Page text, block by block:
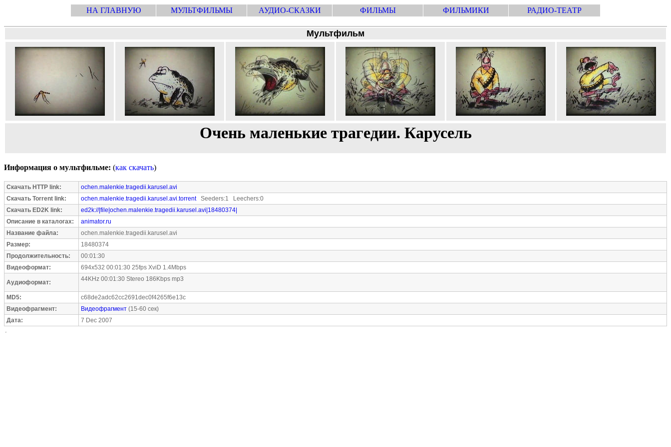
НА ГЛАВНУЮ МУЛЬТФИЛЬМЫ АУДИО-СКАЗКИ ФИЛЬМЫ ФИЛЬМИКИ РАДИО-ТЕАТР
Мультфильм
Очень маленькие трагедии. Карусель
Информация о мультфильме: (как скачать)
Скачать HTTP link:
ochen.malenkie.tragedii.karusel.avi
Скачать Torrent link:
ochen.malenkie.tragedii.karusel.avi.torrentSeeders:1 Leechers:0
Скачать ED2K link:
ed2k://|file|ochen.malenkie.tragedii.karusel.avi|18480374|
Описание в каталогах:
animator.ru
Название файла:
ochen.malenkie.tragedii.karusel.avi
Размер:
18480374
Продолжительность:
00:01:30
Видеоформат:
694x532 00:01:30 25fps XviD 1.4Mbps
Аудиоформат: 44KHz 00:01:30 Stereo 186Kbps mp3
MD5:
c68de2adc62cc2691dec0f4265f6e13c
Видеофрагмент:
Видеофрагмент (15-60 сек)
Дата:
7 Dec 2007